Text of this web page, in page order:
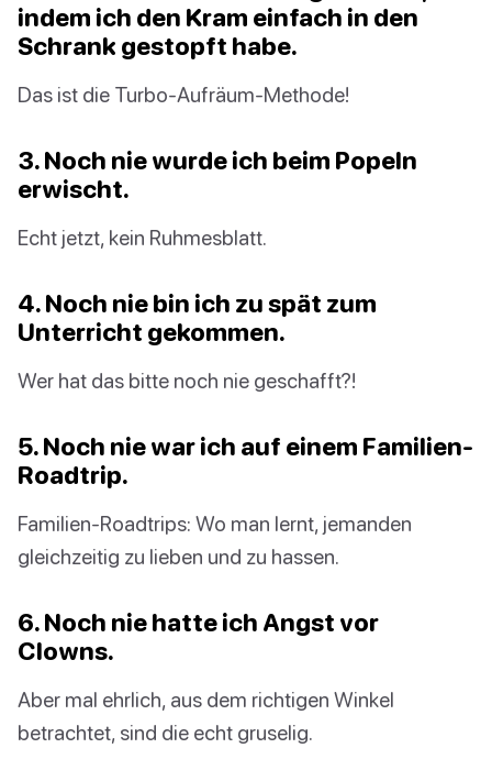
indem ich den Kram einfach in den
Schrank gestopft habe.
Das ist die Turbo-Aufräum-Methode!
3. Noch nie wurde ich beim Popeln
erwischt.
Echt jetzt, kein Ruhmesblatt.
4. Noch nie bin ich zu spät zum
Unterricht gekommen.
Wer hat das bitte noch nie geschafft?!
5. Noch nie war ich auf einem Familien-
Roadtrip.
Familien-Roadtrips: Wo man lernt, jemanden
gleichzeitig zu lieben und zu hassen.
6. Noch nie hatte ich Angst vor
Clowns.
Aber mal ehrlich, aus dem richtigen Winkel
betrachtet, sind die echt gruselig.